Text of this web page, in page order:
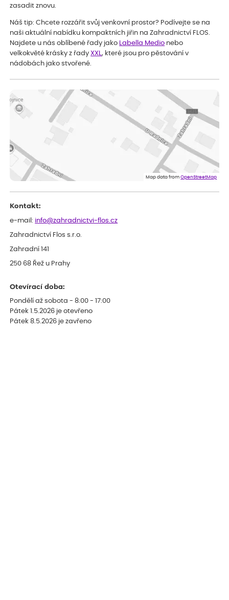
zasadit znovu.
Náš tip: Chcete rozzářit svůj venkovní prostor? Podívejte se na
naši aktuální nabídku kompaktních jiřin na Zahradnictví FLOS.
Najdete u nás oblíbené řady jako Labella Medio nebo
velkokvěté krásky z řadyXXL, které jsou pro pěstování v
nádobách jako stvořené.
Map data fromOpenStreetMap
Kontakt:
e-mail: info@zahradnictvi-flos.cz
Zahradnictví Flos s.r.o.
Zahradní 141
250 68 Řež u Prahy
Otevírací doba:
Pondělí až sobota - 8:00 - 17:00
Pátek 1.5.2026 je otevřeno
Pátek 8.5.2026 je zavřeno